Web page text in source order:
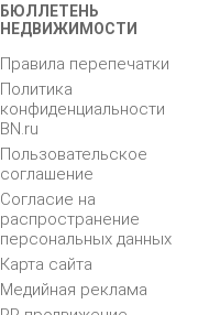
БЮЛЛЕТЕНЬ
НЕДВИЖИМОСТИ
Правила перепечатки
Политика
конфиденциальности
BN.ru
Пользовательское
соглашение
Согласие на
распространение
персональных данных
Карта сайта
Медийная реклама